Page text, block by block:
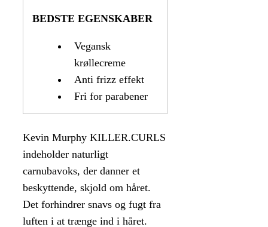
BEDSTE EGENSKABER
Vegansk
krøllecreme
Anti frizz effekt
Fri for parabener
Kevin Murphy KILLER.CURLS
indeholder naturligt
carnubavoks, der danner et
beskyttende, skjold om håret.
Det forhindrer snavs og fugt fra
luften i at trænge ind i håret.